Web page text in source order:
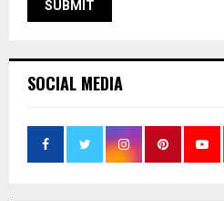
SOCIAL MEDIA